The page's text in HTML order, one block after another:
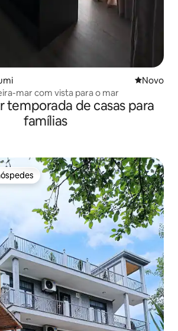
Novo
Novo
mar com vista para o mar
temporada de casas para
famílias
preferidos dos hóspedes